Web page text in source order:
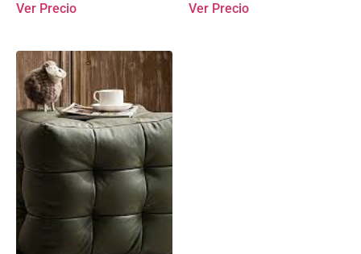
Ver Precio Ver Precio